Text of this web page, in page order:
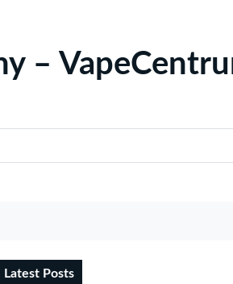
–
Latest Posts